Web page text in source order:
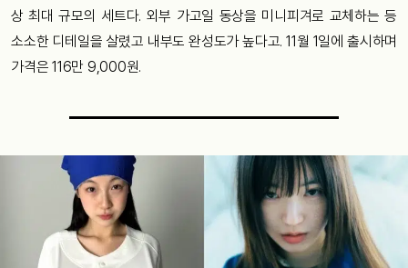
상 최대 규모의 세트다. 외부 가고일 동상을 미니피겨로 교체하는 등
소소한 디테일을 살렸고 내부도 완성도가 높다고. 11월 1일에 출시하며
가격은 116만 9,000원.